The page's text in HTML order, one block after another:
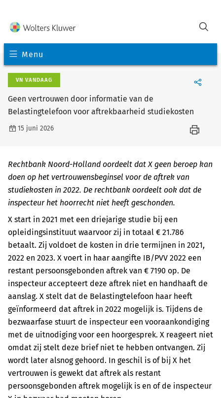
Menu
VN VANDAAG
Geen vertrouwen door informatie van de
Belastingtelefoon voor aftrekbaarheid studiekosten
15 juni 2026
Rechtbank Noord-Holland oordeelt dat X geen beroep kan
doen op het vertrouwensbeginsel voor de aftrek van
studiekosten in 2022. De rechtbank oordeelt ook dat de
inspecteur het hoorrecht niet heeft geschonden.
X start in 2021 met een driejarige studie bij een
opleidingsinstituut waarvoor zij in totaal € 21.786
betaalt. Zij voldoet de kosten in drie termijnen in 2021,
2022 en 2023. X voert in haar aangifte IB/PVV 2022 een
restant persoonsgebonden aftrek van € 7190 op. De
inspecteur accepteert deze aftrek niet en handhaaft de
aanslag. X stelt dat de Belastingtelefoon haar heeft
geïnformeerd dat aftrek in 2022 mogelijk is. Tijdens de
bezwaarfase stuurt de inspecteur een vooraankondiging
met de uitnodiging voor een hoorgesprek. X reageert niet
omdat zij stelt deze brief niet te hebben ontvangen. Zij
wordt later alsnog gehoord. In geschil is of bij X het
vertrouwen is gewekt dat aftrek als restant
persoonsgebonden aftrek mogelijk is en of de inspecteur